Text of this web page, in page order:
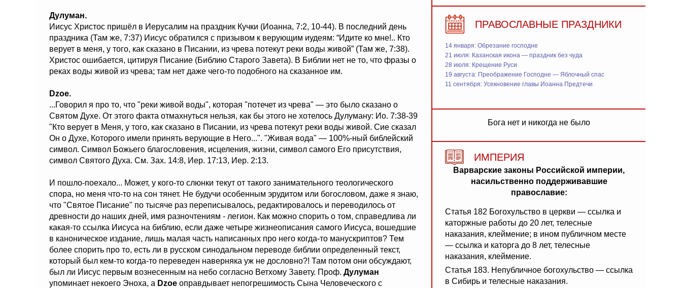
Дулуман.
Иисус Христос пришёл в Иерусалим на праздник Кучки (Иоанна, 7:2, 10-44). В последний день
праздника (Там же, 7:37) Иисус обратился с призывом к верующим иудеям: “Идите ко мне!.. Кто
верует в меня, у того, как сказано в Писании, из чрева потекут реки воды живой” (Там же, 7:38).
Христос ошибается, цитируя Писание (Библию Старого Завета). В Библии нет не то, что фразы о
реках воды живой из чрева; там нет даже чего-то подобного на сказанное им.
Dzoe.
...Говорил я про то, что "реки живой воды", которая "потечет из чрева" — это было сказано о
Святом Духе. От этого факта отмахнуться нельзя, как бы этого не хотелось Дулуману: Ио. 7:38-39
"Кто верует в Меня, у того, как сказано в Писании, из чрева потекут реки воды живой. Сие сказал
Он о Духе, Которого имели принять верующие в Него...". "Живая вода" — 100%-ный библейский
символ. Символ Божьего благословения, исцеления, жизни, символ самого Его присутствия,
символ Святого Духа. См. Зах. 14:8, Иер. 17:13, Иер. 2:13.
И пошло-поехало... Может, у кого-то слюнки текут от такого занимательного теологического
спора, но меня что-то на сон тянет. Не будучи особенным эрудитом или богословом, даже я знаю,
что "Святое Писание" по тысяче раз переписывалось, редактировалось и переводилось от
древности до наших дней, имя разночтениям - легион. Как можно спорить о том, справедлива ли
какая-то ссылка Иисуса на библию, если даже четыре жизнеописания самого Иисуса, вошедшие
в каноническое издание, лишь малая часть написанных про него когда-то манускриптов? Тем
более спорить про то, есть ли в русском синодальном переводе библии определенный текст,
который был кем-то когда-то переведен наверняка уж не дословно?! Там потом они обсуждают,
был ли Иисус первым вознесенным на небо согласно Ветхому Завету. Проф. Дулуман
упоминает некоего Эноха, а Dzoe оправдывает непогрешимость Сына Человеческого с
ПРАВОСЛАВНЫЕ ПРАЗДНИКИ
14 января: Обрезание господне
21 июля: Казанская икона — праздник без чуда
28 июля: Крещение Руси
19 августа: Преображение Господне — Яблочный спас
11 сентября: Усекновение главы Иоанна Предтечи
Бога нет и никогда не было
ИМПЕРИЯ
Варварские законы Российской империи,
насильственно поддерживавшие
православие:
Статья 182 Богохульство в церкви — ссылка и
каторжные работы до 20 лет, телесные
наказания, клеймение; в ином публичном месте
— ссылка и каторга до 8 лет, телесные
наказания, клеймение.
Статья 183. Непубличное богохульство — ссылка
в Сибирь и телесные наказания.